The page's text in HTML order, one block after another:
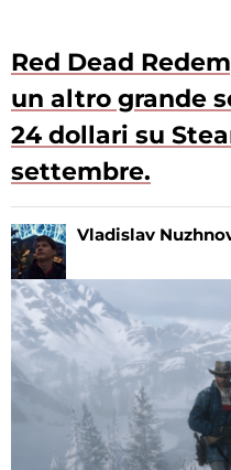
Red Dead
un altro grande
24 dollari su
settembre.
Vladislav